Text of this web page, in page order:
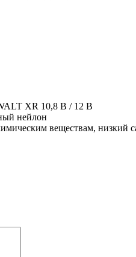
XR 10,8 В / 12 В
нейлон
веществам, низкий